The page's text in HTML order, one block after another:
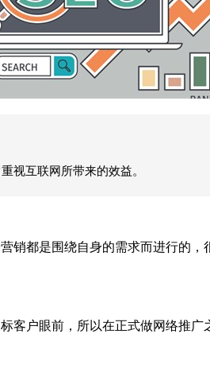
视互联网所带来的效益。
都是围绕自身的需求而进行的，
户眼前，所以在正式做网络推广